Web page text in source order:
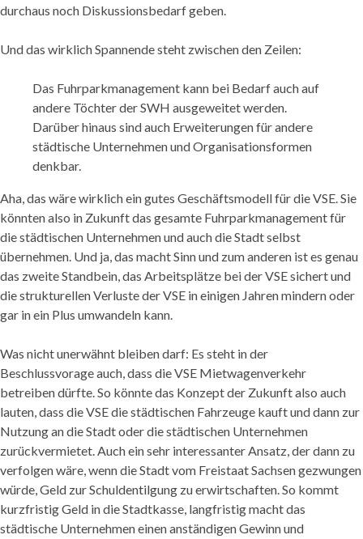
durchaus noch Diskussionsbedarf geben.
Und das wirklich Spannende steht zwischen den Zeilen:
Das Fuhrparkmanagement kann bei Bedarf auch auf
andere Töchter der SWH ausgeweitet werden.
Darüber hinaus sind auch Erweiterungen für andere
städtische Unternehmen und Organisationsformen
denkbar.
Aha, das wäre wirklich ein gutes Geschäftsmodell für die VSE. Sie
könnten also in Zukunft das gesamte Fuhrparkmanagement für
die städtischen Unternehmen und auch die Stadt selbst
übernehmen. Und ja, das macht Sinn und zum anderen ist es genau
das zweite Standbein, das Arbeitsplätze bei der VSE sichert und
die strukturellen Verluste der VSE in einigen Jahren mindern oder
gar in ein Plus umwandeln kann.
Was nicht unerwähnt bleiben darf: Es steht in der
Beschlussvorage auch, dass die VSE Mietwagenverkehr
betreiben dürfte. So könnte das Konzept der Zukunft also auch
lauten, dass die VSE die städtischen Fahrzeuge kauft und dann zur
Nutzung an die Stadt oder die städtischen Unternehmen
zurückvermietet. Auch ein sehr interessanter Ansatz, der dann zu
verfolgen wäre, wenn die Stadt vom Freistaat Sachsen gezwungen
würde, Geld zur Schuldentilgung zu erwirtschaften. So kommt
kurzfristig Geld in die Stadtkasse, langfristig macht das
städtische Unternehmen einen anständigen Gewinn und